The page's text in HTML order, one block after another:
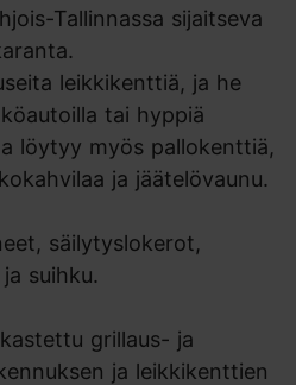
Tallinnassa sijaitseva
leikkikenttiä, ja he
tai hyppiä
löytyy myös pallokenttiä,
ja jäätelövaunu.
säilytyslokerot,
suihku.
grillaus- ja
ja leikkikenttien